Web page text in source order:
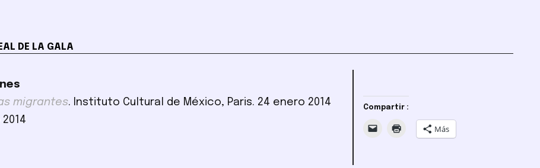
DE LA GALA
migrantes. Instituto Cultural de México, Paris. 24 enero 2014
Compartir :
Más